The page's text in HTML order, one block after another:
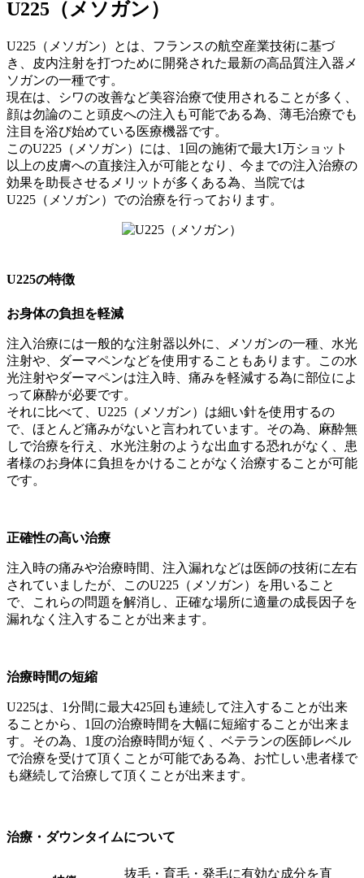
U225（メソガン）
U225（メソガン）とは、フランスの航空産業技術に基づ
き、皮内注射を打つために開発された最新の高品質注入器メ
ソガンの一種です。
現在は、シワの改善など美容治療で使用されることが多く、
顔は勿論のこと頭皮への注入も可能である為、薄毛治療でも
注目を浴び始めている医療機器です。
このU225（メソガン）には、1回の施術で最大1万ショット
以上の皮膚への直接注入が可能となり、今までの注入治療の
効果を助長させるメリットが多くある為、当院では
U225（メソガン）での治療を行っております。
U225の特徴
お身体の負担を軽減
注入治療には一般的な注射器以外に、メソガンの一種、水光
注射や、ダーマペンなどを使用することもあります。この水
光注射やダーマペンは注入時、痛みを軽減する為に部位によ
って麻酔が必要です。
それに比べて、U225（メソガン）は細い針を使用するの
で、ほとんど痛みがないと言われています。その為、麻酔無
しで治療を行え、水光注射のような出血する恐れがなく、患
者様のお身体に負担をかけることがなく治療することが可能
です。
正確性の高い治療
注入時の痛みや治療時間、注入漏れなどは医師の技術に左右
されていましたが、このU225（メソガン）を用いること
で、これらの問題を解消し、正確な場所に適量の成長因子を
漏れなく注入することが出来ます。
治療時間の短縮
U225は、1分間に最大425回も連続して注入することが出来
ることから、1回の治療時間を大幅に短縮することが出来ま
す。その為、1度の治療時間が短く、ベテランの医師レベル
で治療を受けて頂くことが可能である為、お忙しい患者様で
も継続して治療して頂くことが出来ます。
治療・ダウンタイムについて
抜毛・育毛・発毛に有効な成分を直